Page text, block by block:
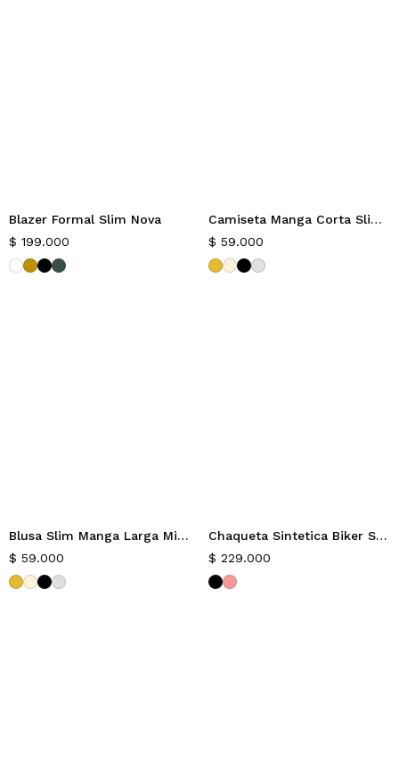
Nuevo
Blazer Formal Slim Nova
$ 199.000
Nuevo
Camiseta Manga Corta Slim Lingx
$ 59.000
Nuevo
Blusa Slim Manga Larga Mingx
$ 59.000
Nuevo
Chaqueta Sintetica Biker Slim Suecia
$ 229.000